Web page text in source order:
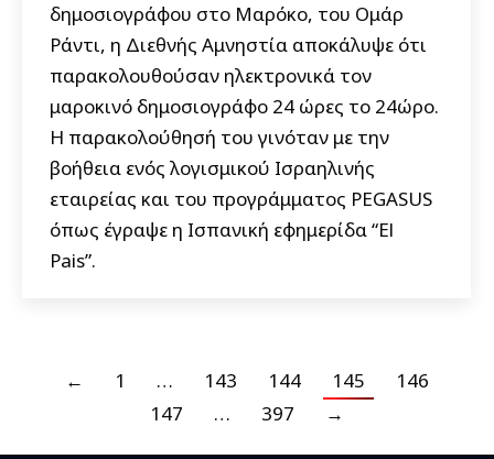
δημοσιογράφου στο Μαρόκο, του Ομάρ
Ράντι, η Διεθνής Αμνηστία αποκάλυψε ότι
παρακολουθούσαν ηλεκτρονικά τον
μαροκινό δημοσιογράφο 24 ώρες το 24ώρο.
Η παρακολούθησή του γινόταν με την
βοήθεια ενός λογισμικού Ισραηλινής
εταιρείας και του προγράμματος PEGASUS
όπως έγραψε η Ισπανική εφημερίδα “El
Pais”.
← 1 … 143 144 145
146
147
… 397 →